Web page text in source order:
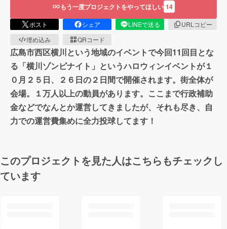
もう一度プロジェクトをやってほしい 14
ポスト シェア LINEで送る
URLコピー
埋め込み
QRコード
広島市西区横川という地域のイベントで今回11回目とな
る「横川ゾンビナイト」というハロウィンイベントが１
０月２５日、２６日の２日間で開催されます。街全体が
会場。１万人以上の動員があります。ここまで行政補助
金などでなんとか運営してきましたが、それも尽き、自
力での運営費集めに全力投球してます！
このプロジェクトを見た人はこちらもチェックし
ています